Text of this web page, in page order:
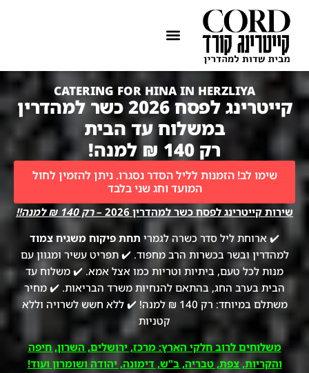
CATERING FOR HINA IN HERZLIYA
קייטרינג לפסח 2026 כשר למהדרין
במשלוח עד הבית
רק 140 ₪ למנה!
שימו לב! הזמנות לליל הסדר נסגרו. ניתן להזמין לחול
המועד וחג שני בלבד
שירות קייטרינג לפסח כשר למהדרין 2026 –
רק 140 ₪ למנה!!
✔️ ארוחת ליל סדר כשרה לגמרי תחת פיקוח משגיח צמוד
למהדרין ובשר בכשרות הרב מחפוד. ✔️ תפריט עשיר ומגוון עם
מנות לכל טעם, ביתיות וטריות כמו אצל אמא. ✔️ משלוח עד
הבית בערב החג, בהתאם להנחיות משרד הבריאות. ✔️ מחיר
משתלם במיוחד: רק 140 ₪ למנה! ✔️ ללא חשש לשרויה וללא
קטניות
משלוחים לרוב חלקי הארץ: מרכז, ירושלים, השרון, חיפה
והקריות, צפת, טבריה, ב"ש, דימונה, יהודה ושומרון ועוד!